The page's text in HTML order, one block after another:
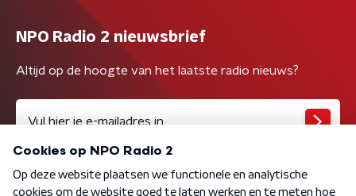
NPO Radio 2 nieuwsbrief
Altijd op de hoogte van het laatste radio nieuws?